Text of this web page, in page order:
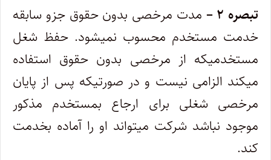
تبصره ۲ –
مدت مرخصی بدون حقوق جزو سابقه
خدمت مستخدم محسوب نمیشود. حفظ شغل
مستخدمیکه از مرخصی بدون حقوق استفاده
‌میکند الزامی نیست و در صورتیکه پس از پایان
مرخصی شغلی برای ارجاع بمستخدم مذکور
موجود نباشد شرکت میتواند او را آماده بخدمت‌
کند.